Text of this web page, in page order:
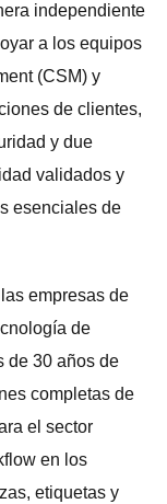
independiente
a los equipos
(CSM) y
de clientes,
y due
validados y
esenciales de
empresas de
de
de 30 años de
completas de
el sector
en los
etiquetas y